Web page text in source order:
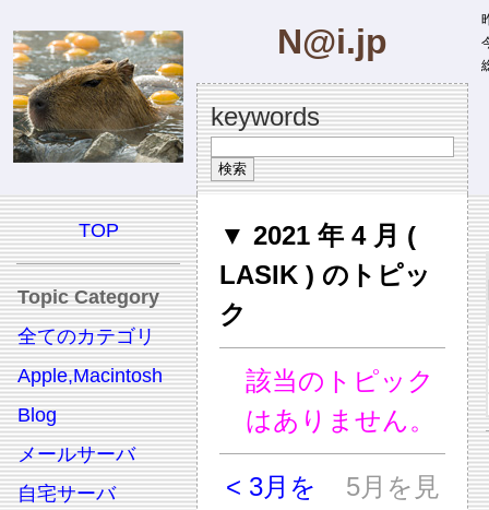
N@i.jp
keywords
TOP
Topic Category
全てのカテゴリ
Apple,Macintosh
Blog
メールサーバ
自宅サーバ
▼ 2021 年 4 月 (
LASIK ) のトピッ
ク
該当のトピック
はありません。
< 3月を
5月を見